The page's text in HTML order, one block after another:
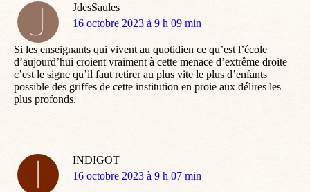
JdesSaules
dit
16 octobre 2023 à 9 h 09 min
Si les enseignants qui vivent au quotidien ce qu’est l’école
d’aujourd’hui croient vraiment à cette menace d’extrême droite
c’est le signe qu’il faut retirer au plus vite le plus d’enfants
possible des griffes de cette institution en proie aux délires les
plus profonds.
INDIGOT
dit
16 octobre 2023 à 9 h 07 min